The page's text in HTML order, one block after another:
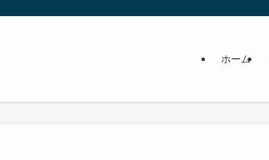
ホーム